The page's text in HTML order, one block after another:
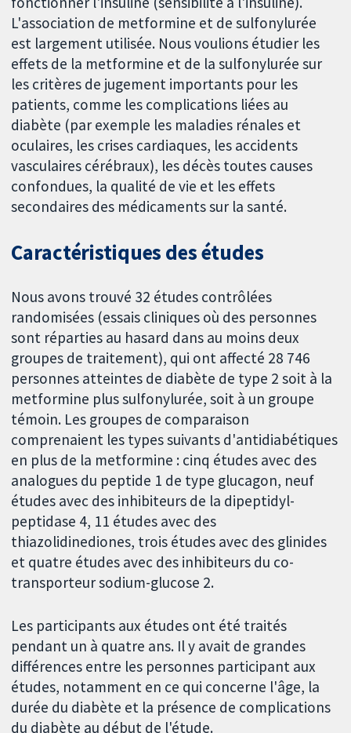
L'association de metformine et de sulfonylurée
est largement utilisée. Nous voulions étudier les
effets de la metformine et de la sulfonylurée sur
les critères de jugement importants pour les
patients, comme les complications liées au
diabète (par exemple les maladies rénales et
oculaires, les crises cardiaques, les accidents
vasculaires cérébraux), les décès toutes causes
confondues, la qualité de vie et les effets
secondaires des médicaments sur la santé.
Caractéristiques des études
Nous avons trouvé 32 études contrôlées
randomisées (essais cliniques où des personnes
sont réparties au hasard dans au moins deux
groupes de traitement), qui ont affecté 28 746
personnes atteintes de diabète de type 2 soit à la
metformine plus sulfonylurée, soit à un groupe
témoin. Les groupes de comparaison
comprenaient les types suivants d'antidiabétiques
en plus de la metformine : cinq études avec des
analogues du peptide 1 de type glucagon, neuf
études avec des inhibiteurs de la dipeptidyl-
peptidase 4, 11 études avec des
thiazolidinediones, trois études avec des glinides
et quatre études avec des inhibiteurs du co-
transporteur sodium-glucose 2.
Les participants aux études ont été traités
pendant un à quatre ans. Il y avait de grandes
différences entre les personnes participant aux
études, notamment en ce qui concerne l'âge, la
durée du diabète et la présence de complications
du diabète au début de l'étude.